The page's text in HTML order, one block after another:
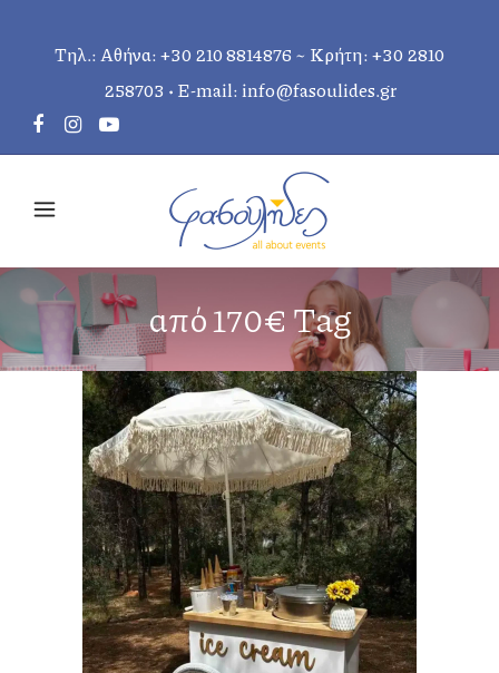
Τηλ.: Αθήνα:+30 210 8814876 ~ Κρήτη:+30 2810
258703 • E-mail:info@fasoulides.gr
από 170€ Tag